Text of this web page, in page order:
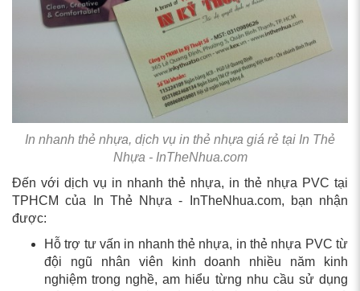
In nhanh thẻ nhựa, dịch vụ in thẻ nhựa giá rẻ tại In Thẻ
Nhựa - InTheNhua.com
Đến với dịch vụ in nhanh thẻ nhựa, in thẻ nhựa PVC tại
TPHCM của In Thẻ Nhựa - InTheNhua.com, bạn nhận
được:
Hỗ trợ tư vấn in nhanh thẻ nhựa, in thẻ nhựa PVC từ
đội ngũ nhân viên kinh doanh nhiều năm kinh
nghiệm trong nghề, am hiểu từng nhu cầu sử dụng